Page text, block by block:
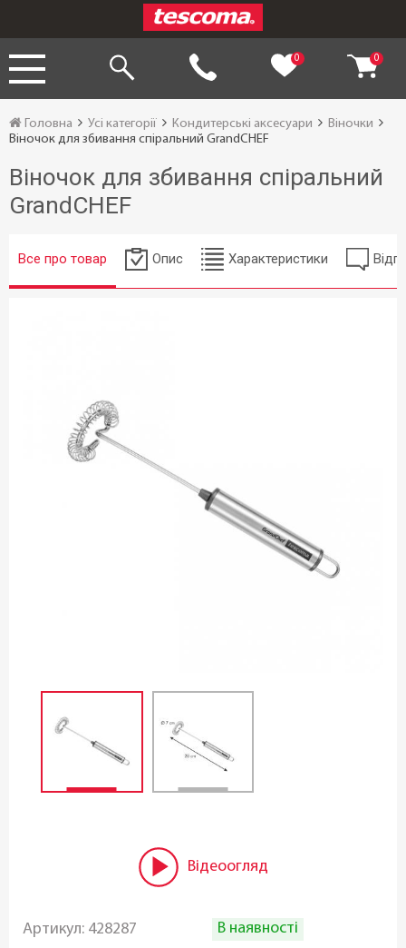
0 0
Головна Усі категорії Кондитерські аксесуари
Віночки
Віночок для збивання спіральний GrandCHEF
Віночок для збивання спіральний
GrandCHEF
Все про товар Опис Характеристики
Відеоогляд
Артикул: 428287 В наявності